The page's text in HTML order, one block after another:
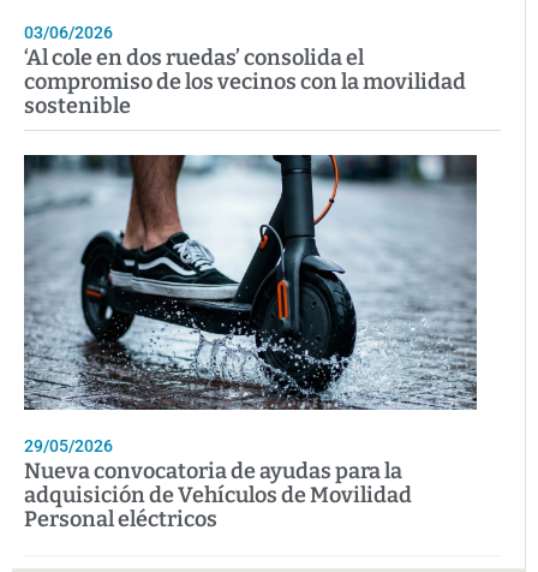
03/06/2026
‘Al cole en dos ruedas’ consolida el
compromiso de los vecinos con la movilidad
sostenible
29/05/2026
Nueva convocatoria de ayudas para la
adquisición de Vehículos de Movilidad
Personal eléctricos